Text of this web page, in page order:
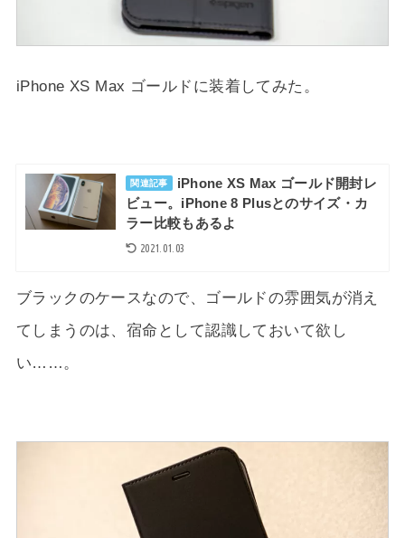
iPhone XS Max ゴールドに装着してみた。
関連記事
iPhone XS Max ゴールド開封レ
ビュー。iPhone 8 Plusとのサイズ・カ
ラー比較もあるよ
2021.01.03
ブラックのケースなので、ゴールドの雰囲気が消え
てしまうのは、宿命として認識しておいて欲し
い……。